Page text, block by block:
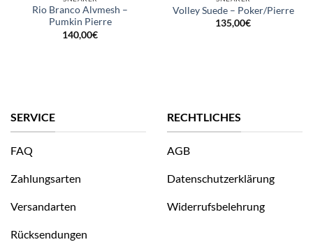
Rio Branco Alvmesh –
Pumkin Pierre
140,00€
Volley Suede – Poker/Pierre
135,00€
SERVICE
FAQ
Zahlungsarten
Versandarten
Rücksendungen
RECHTLICHES
AGB
Datenschutzerklärung
Widerrufsbelehrung